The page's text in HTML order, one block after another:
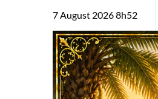
7 August 2026 8h52